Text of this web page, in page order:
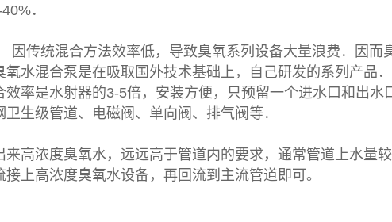
．
传统混合方法效率低，导致臭氧系列设备大量浪费．因而
水混合泵是在吸取国外技术基础上，自己研发的系列产品
率是水射器的3-5倍，安装方便，只预留一个进水口和出水
生级管道、电磁阀、单向阀、排气阀等．
高浓度臭氧水，远远高于管道内的要求，通常管道上水量
上高浓度臭氧水设备，再回流到主流管道即可。